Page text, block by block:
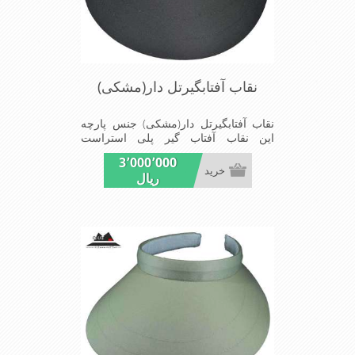
نقاب آفتابگیرتل دار(مشکی)
نقاب آفتابگیرتل دار(مشکی) جنس پارچه
این نقاب آفتاب گیر پلی استراست
ومناسب برای آفتاب های سوزان تابستانی
محافظ خوبی برای پوست صورت در برابر
نور خورشید بسیار سبک و دارای طل نگاه
3٬000٬000
ریال
خرید